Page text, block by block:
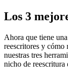
Los 3
Ahora que tiene
reescritores y cómo
nuestras tres
nicho de reescritura